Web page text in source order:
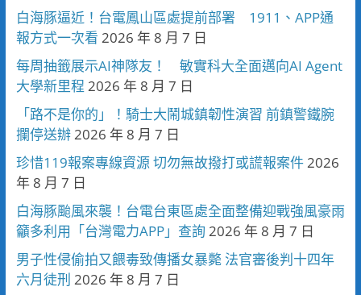
白海豚逼近！台電鳳山區處提前部署 1911、APP通
報方式一次看 2026 年 8 月 7 日
每周抽籤展示AI神隊友！ 敏實科大全面邁向AI Agent
大學新里程 2026 年 8 月 7 日
「路不是你的」！騎士大鬧城鎮韌性演習 前鎮警鐵腕
攔停送辦2026 年 8 月 7 日
珍惜119報案專線資源 切勿無故撥打或謊報案件2026
年 8 月 7 日
白海豚颱風來襲！台電台東區處全面整備迎戰強風豪雨
籲多利用「台灣電力APP」查詢 2026 年 8 月 7 日
男子性侵偷拍又餵毒致傳播女暴斃 法官審後判十四年
六月徒刑 2026 年 8 月 7 日